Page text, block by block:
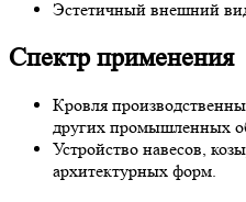
Эстетичный внешний
Спектр применения
Кровля
других промышленных
Устройство навесов,
архитектурных форм.